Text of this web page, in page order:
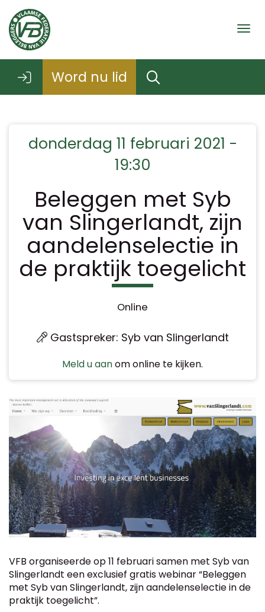
Word nu lid
donderdag 11 februari 2021 -
19:30
Beleggen met Syb
van Slingerlandt, zijn
aandelenselectie in
de praktijk toegelicht
Online
Gastspreker: Syb van Slingerlandt
Meld u aanom online te kijken.
VFB organiseerde op 11 februari samen met Syb van
Slingerlandt een exclusief gratis webinar “Beleggen
met Syb van Slingerlandt, zijn aandelenselectie in de
praktijk toegelicht”.